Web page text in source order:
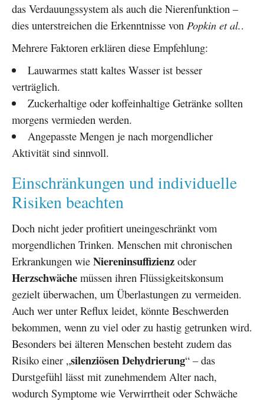
das Verdauungssystem als auch die Nierenfunktion –
dies unterstreichen die Erkenntnisse von Popkin et al..
Mehrere Faktoren erklären diese Empfehlung:
Lauwarmes statt kaltes Wasser ist besser
verträglich.
Zuckerhaltige oder koffeinhaltige Getränke sollten
morgens vermieden werden.
Angepasste Mengen je nach morgendlicher
Aktivität sind sinnvoll.
Einschränkungen und individuelle
Risiken beachten
Doch nicht jeder profitiert uneingeschränkt vom
morgendlichen Trinken. Menschen mit chronischen
Erkrankungen wie Niereninsuffizienz oder
Herzschwäche müssen ihren Flüssigkeitskonsum
gezielt überwachen, um Überlastungen zu vermeiden.
Auch wer unter Reflux leidet, könnte Beschwerden
bekommen, wenn zu viel oder zu hastig getrunken wird.
Besonders bei älteren Menschen besteht zudem das
Risiko einer „silenziösen Dehydrierung“ – das
Durstgefühl lässt mit zunehmendem Alter nach,
wodurch Symptome wie Verwirrtheit oder Schwäche